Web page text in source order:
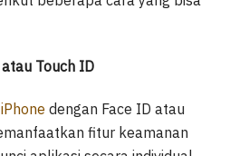
Touch ID
iPhone dengan Face ID atau
fitur keamanan